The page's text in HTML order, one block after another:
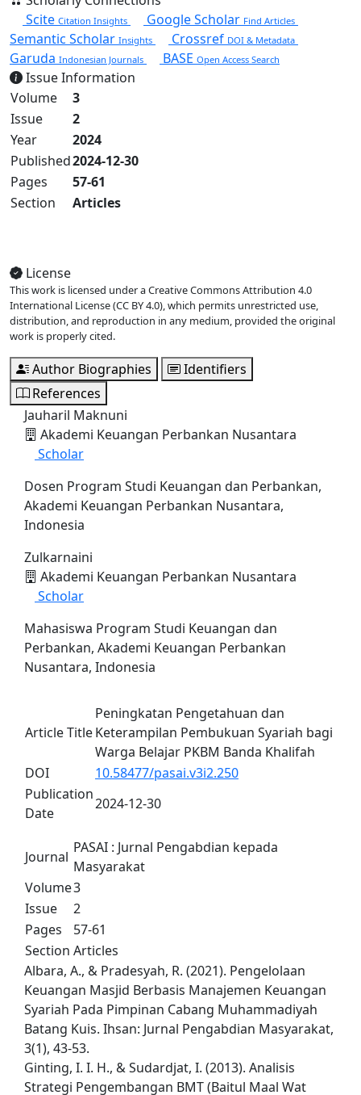
Scite Citation Insights Google Scholar Find Articles
Semantic Scholar Insights Crossref DOI & Metadata
Garuda Indonesian Journals BASE Open Access Search
Issue Information
Volume
3
Issue
2
Year
2024
Published2024-12-30
Pages
57-61
Section
Articles
License
This work is licensed under a Creative Commons Attribution 4.0
International License (CC BY 4.0), which permits unrestricted use,
distribution, and reproduction in any medium, provided the original
work is properly cited.
Author Biographies
Identifiers
References
Jauharil Maknuni
Akademi Keuangan Perbankan Nusantara
Scholar
Dosen Program Studi Keuangan dan Perbankan,
Akademi Keuangan Perbankan Nusantara,
Indonesia
Zulkarnaini
Akademi Keuangan Perbankan Nusantara
Scholar
Mahasiswa Program Studi Keuangan dan
Perbankan, Akademi Keuangan Perbankan
Nusantara, Indonesia
Article Title
Peningkatan Pengetahuan dan
Keterampilan Pembukuan Syariah bagi
Warga Belajar PKBM Banda Khalifah
DOI
10.58477/pasai.v3i2.250
Publication
Date
2024-12-30
Journal
PASAI : Jurnal Pengabdian kepada
Masyarakat
Volume3
Issue
2
Pages
57-61
Section Articles
Albara, A., & Pradesyah, R. (2021). Pengelolaan
Keuangan Masjid Berbasis Manajemen Keuangan
Syariah Pada Pimpinan Cabang Muhammadiyah
Batang Kuis. Ihsan: Jurnal Pengabdian Masyarakat,
3(1), 43-53.
Ginting, I. I. H., & Sudardjat, I. (2013). Analisis
Strategi Pengembangan BMT (Baitul Maal Wat